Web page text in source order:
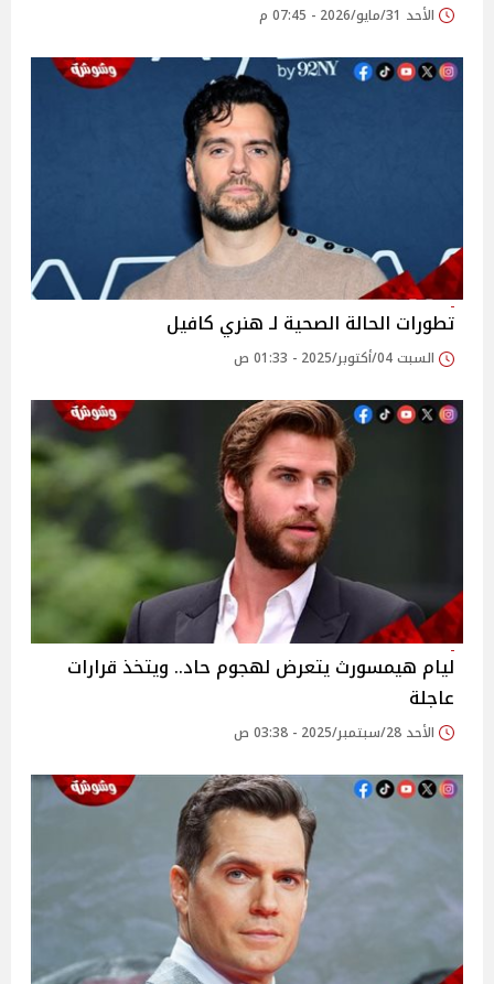
الأحد 31/مايو/2026 - 07:45 م
تطورات الحالة الصحية لـ هنري كافيل
السبت 04/أكتوبر/2025 - 01:33 ص
ليام هيمسورث يتعرض لهجوم حاد.. ويتخذ قرارات
عاجلة
الأحد 28/سبتمبر/2025 - 03:38 ص